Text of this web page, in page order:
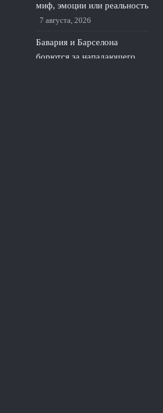
миф, эмоции или реальность
7 августа, 2026
Бавария и Барселона
борются за нападающего